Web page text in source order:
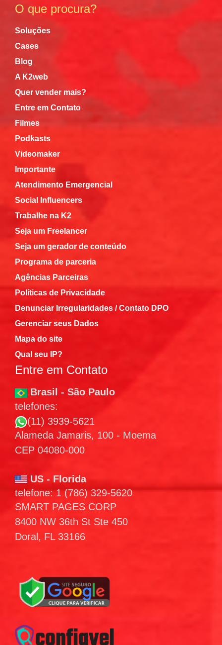
O que procura?
Soluções
Cases
Blog
A K2web
Quer vender mais?
Entre em Contato
Filmes
Podkasts
Videomaker
Importante
Atendimento Emergencial
Social Influencers
Trabalhe na K2
Seja um Freelancer
Seja um gerador de conteúdo
Programa de parceria
Agências Parceiras
Políticas de Privacidade
Denunciar Irregularidades / Contato DPO
Gerenciar seus Dados
Mapa do site
Qual seu IP?
Entre em Contato
Brasil - São Paulo
telefones:
(11) 3939-5621
Alameda Jamaris, 100 - Moema
CEP 04080-000
US - Florida
telefone: 1 (786) 329-5620
SMART PAGES CORP
8400 NW 36th St Ste 450
Doral, FL 33166